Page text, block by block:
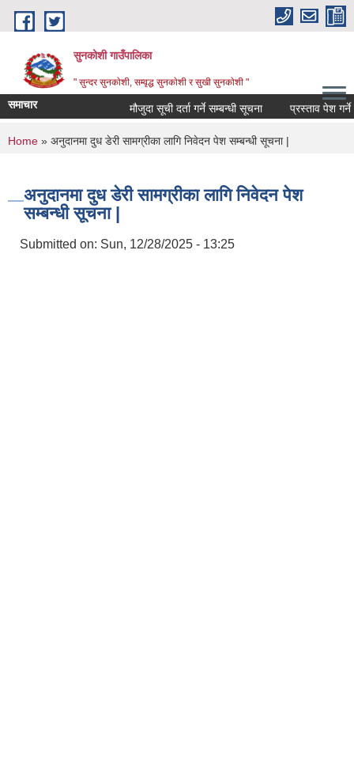
Skip to main content
सुनकोशी गाउँपालिका
" सुन्दर सुनकाेशी, सम्वृद्ध सुनकाेशी र सुखी सुनकाेशी "
समाचार मौजुदा सूची दर्ता गर्ने सम्बन्धी सूचना प्रस्ताव पेश गर्ने
You are here
Home » अनुदानमा दुध डेरी सामग्रीका लागि निवेदन पेश सम्बन्धी सूचना |
अनुदानमा दुध डेरी सामग्रीका लागि निवेदन पेश
सम्बन्धी सूचना |
Submitted on: Sun, 12/28/2025 - 13:25